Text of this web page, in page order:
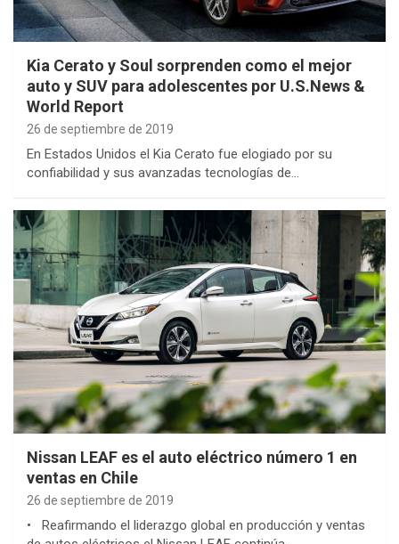
Kia Cerato y Soul sorprenden como el mejor
auto y SUV para adolescentes por U.S.News &
World Report
26 de septiembre de 2019
En Estados Unidos el Kia Cerato fue elogiado por su
confiabilidad y sus avanzadas tecnologías de…
Nissan LEAF es el auto eléctrico número 1 en
ventas en Chile
26 de septiembre de 2019
• Reafirmando el liderazgo global en producción y ventas